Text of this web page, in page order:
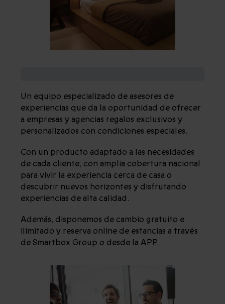
Un equipo especializado de asesores de
experiencias que da la oportunidad de ofrecer
a empresas y agencias regalos exclusivos y
personalizados con condiciones especiales.
Con un producto adaptado a las necesidades
de cada cliente, con amplia cobertura nacional
para vivir la experiencia cerca de casa o
descubrir nuevos horizontes y disfrutando
experiencias de alta calidad.
Además, disponemos de cambio gratuito e
ilimitado y reserva online de estancias a través
de Smartbox Group o desde la APP.